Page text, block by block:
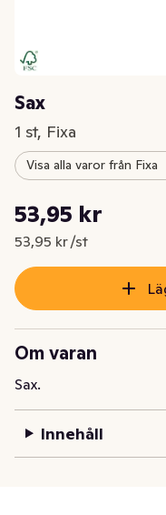
Sax
1 st, Fixa
Visa alla varor från Fixa
Nuvarande pris är:
53,95 kr
53,95 kr /st
Styckpris: 53,95 kr /st
Om varan
Sax.
Innehåll